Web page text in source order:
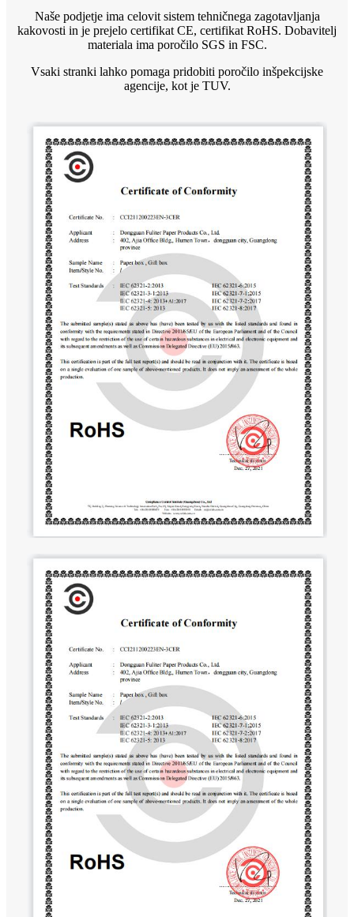
Naše podjetje ima celovit sistem tehničnega zagotavljanja
kakovosti in je prejelo certifikat CE, certifikat RoHS. Dobavitelj
materiala ima poročilo SGS in FSC.
Vsaki stranki lahko pomaga pridobiti poročilo inšpekcijske
agencije, kot je TUV.